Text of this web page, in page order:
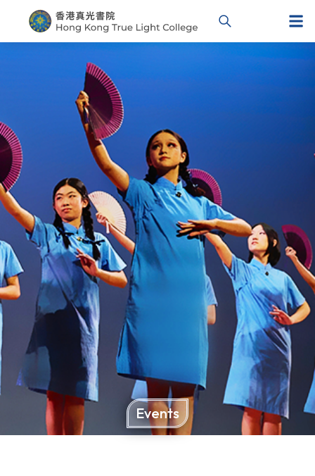
Events